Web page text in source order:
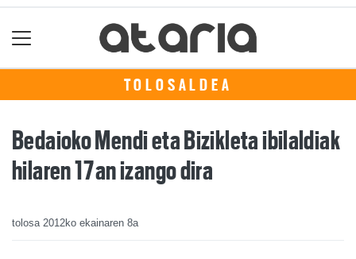
TOLOSALDEA
Bedaioko Mendi eta Bizikleta ibilaldiak
hilaren 17an izango dira
tolosa 2012ko ekainaren 8a